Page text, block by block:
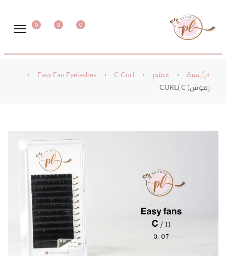
0
0
0
الرئيسية المتجر Easy Fan Eyelashes
C Curl
رموش( CURL( C